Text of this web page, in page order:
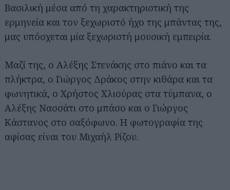
Βασιλική μέσα από τη χαρακτηριστική της
ερμηνεία και τον ξεχωριστό ήχο της μπάντας της,
μας υπόσχεται μία ξεχωριστή μουσική εμπειρία.
Μαζί της, ο Αλέξης Στενάκης στο πιάνο και τα
πλήκτρα, ο Γιώργος Δράκος στην κιθάρα και τα
φωνητικά, ο Χρήστος Χλιούρας στα τύμπανα, ο
Αλέξης Νασσάτι στο μπάσο και ο Γιώργος
Κάστανος στο σαξόφωνο. Η φωτογραφία της
αφίσας είναι του Μιχαήλ Ρίζου.